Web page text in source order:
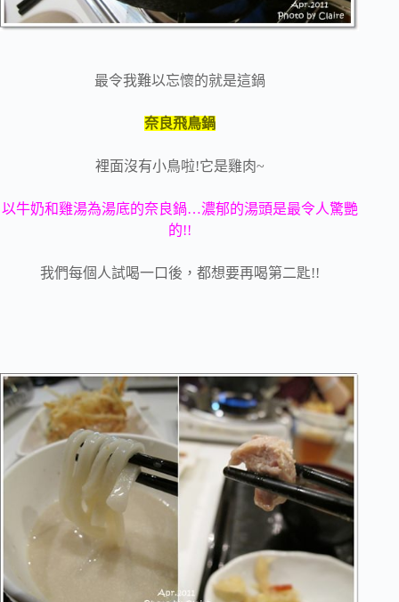
最令我難以忘懷的就是這鍋
奈良飛鳥鍋
裡面沒有小鳥啦!它是雞肉~
以牛奶和雞湯為湯底的奈良鍋…濃郁的湯頭是最令人驚艷
的!!
我們每個人試喝一口後，都想要再喝第二匙!!